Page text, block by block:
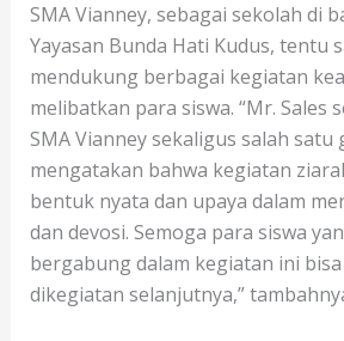
SMA Vianney, sebagai sekolah di
Yayasan Bunda Hati Kudus, tentu
mendukung berbagai kegiatan
melibatkan para siswa. “Mr. Sales
SMA Vianney sekaligus salah
mengatakan bahwa kegiatan
bentuk nyata dan upaya dalam
dan devosi. Semoga para siswa
bergabung dalam kegiatan ini
dikegiatan selanjutnya,”